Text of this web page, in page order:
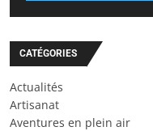
CATÉGORIES
Actualités
Artisanat
Aventures en plein air